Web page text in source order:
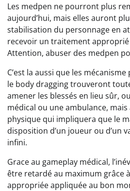
Les medpen ne pourront plus
aujourd’hui, mais elles auront
stabilisation du personnage en
recevoir un traitement approprié
Attention, abuser des medpen
C’est la aussi que les
le body dragging trouveront
amener les blessés en lieu sûr,
médical ou une ambulance, mais
physique qui impliquera que le
disposition d’un joueur ou d’un
infini.
Grace au gameplay médical,
être retardé au maximum grâce
appropriée appliquée au bon